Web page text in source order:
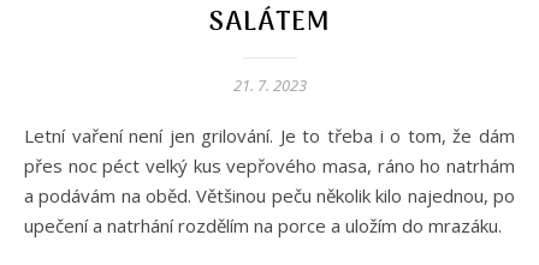
SALÁTEM
21. 7. 2023
Letní vaření není jen grilování. Je to třeba i o tom, že dám
přes noc péct velký kus vepřového masa, ráno ho natrhám
a podávám na oběd. Většinou peču několik kilo najednou, po
upečení a natrhání rozdělím na porce a uložím do mrazáku.